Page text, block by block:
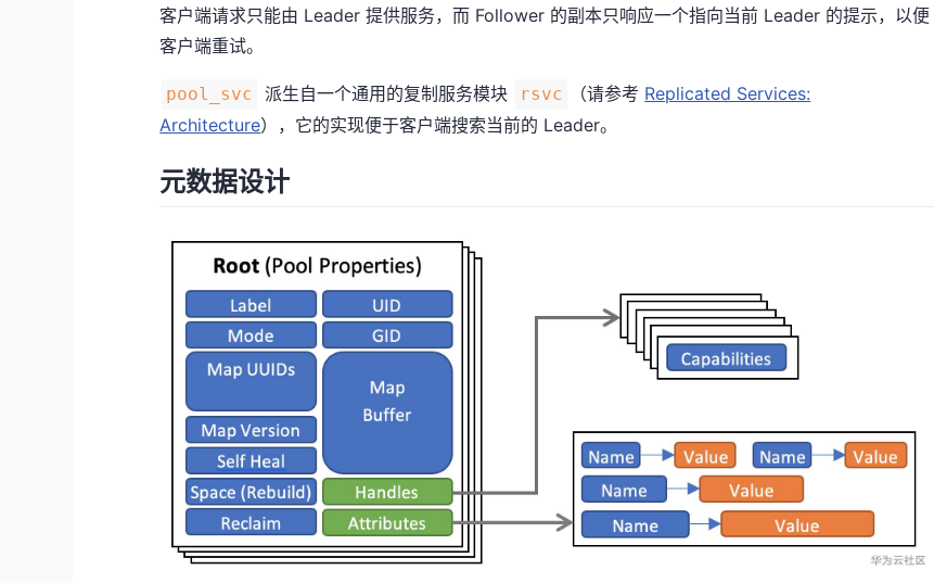
客户端请求只能由 Leader 提供服务，而 Follower 的副本只响应一个指向当前 Leader 的提示，以便
客户端重试。
pool_svc 派生自一个通用的复制服务模块 rsvc （请参考 Replicated Services:
Architecture），它的实现便于客户端搜索当前的 Leader。
元数据设计